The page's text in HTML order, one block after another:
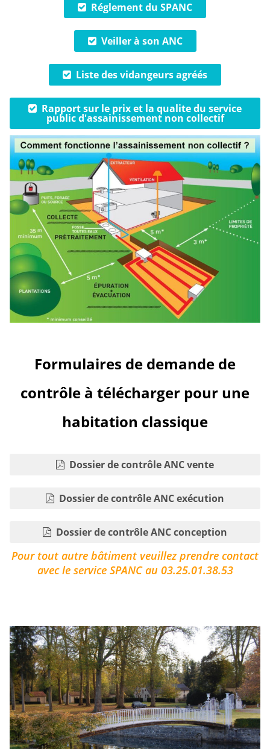
Réglement du SPANC
Veiller à son ANC
Liste des vidangeurs agréés
Rapport sur le prix et la qualite du service
public d'assainissement non collectif
Formulaires de demande de
contrôle à télécharger pour une
habitation classique
Dossier de contrôle ANC vente
Dossier de contrôle ANC exécution
Dossier de contrôle ANC conception
Pour tout autre bâtiment veuillez prendre contact
avec le service SPANC au 03.25.01.38.53